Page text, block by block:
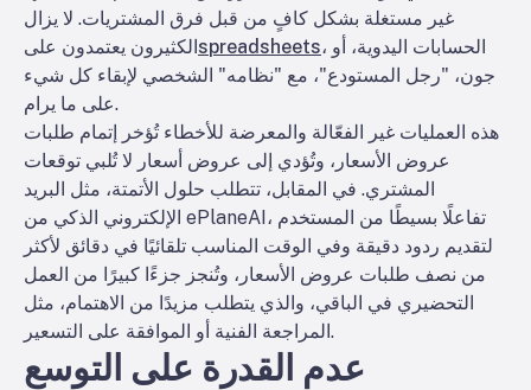
غير مستغلة بشكل كافٍ من قبل فرق المشتريات. لا يزال
الكثيرون يعتمدون علىspreadsheets، الحسابات اليدوية، أو
جون، "رجل المستودع"، مع "نظامه" الشخصي لإبقاء كل شيء
على ما يرام.
هذه العمليات غير الفعّالة والمعرضة للأخطاء تُؤخر إتمام طلبات
عروض الأسعار، وتُؤدي إلى عروض أسعار لا تُلبي توقعات
المشتري. في المقابل، تتطلب حلول الأتمتة، مثل البريد
الإلكتروني الذكي من ePlaneAI، تفاعلًا بسيطًا من المستخدم
لتقديم ردود دقيقة وفي الوقت المناسب تلقائيًا في دقائق لأكثر
من نصف طلبات عروض الأسعار، وتُنجز جزءًا كبيرًا من العمل
التحضيري في الباقي، والذي يتطلب مزيدًا من الاهتمام، مثل
المراجعة الفنية أو الموافقة على التسعير.
عدم القدرة على التوسع